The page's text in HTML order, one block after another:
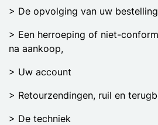
> De opvolging van uw
> Een herroeping of niet-
na aankoop,
> Uw account
> Retourzendingen, ruil en
> De techniek